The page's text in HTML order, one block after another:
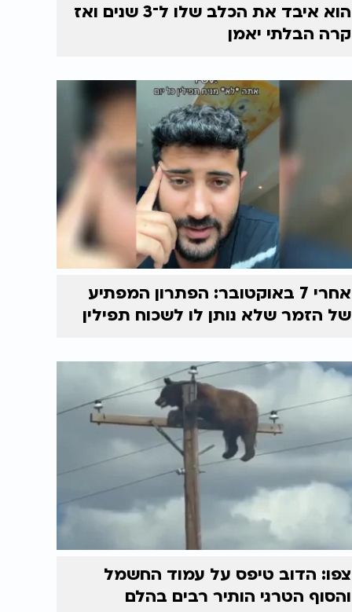
הוא איבד את הכלב שלו ל־3 שנים ואז
קרה הבלתי יאמן
אחרי 7 באוקטובר: הפתרון המפתיע
של הזמר שלא נותן לו לשכוח תפילין
צפו: הדוב טיפס על עמוד החשמל
והסוף הטרגי הותיר רבים בהלם